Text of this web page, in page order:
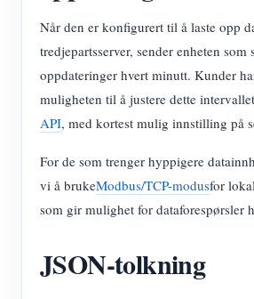
Når den er konfigurert til å laste opp
tredjepartsserver, sender enheten som
oppdateringer hvert minutt. Kunder
muligheten til å justere dette
API, med kortest mulig innstilling på
For de som trenger hyppigere
vi å brukeModbus/TCP-modusfor
som gir mulighet for dataforespørsler
JSON-tolkning